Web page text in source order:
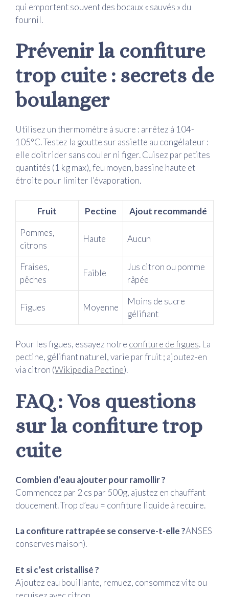
qui emportent souvent des bocaux « sauvés » du
fournil.
Prévenir la confiture
trop cuite : secrets de
boulanger
Utilisez un thermomètre à sucre : arrêtez à 104-
105°C. Testez la goutte sur assiette au congélateur :
elle doit rider sans couler ni figer. Cuisez par petites
quantités (1 kg max), feu moyen, bassine haute et
étroite pour limiter l’évaporation.
Fruit Pectine
Ajout recommandé
Pommes,
citrons
Haute Aucun
Fraises,
pêches
Faible
Jus citron ou pomme
râpée
Figues Moyenne
Moins de sucre
gélifiant
Pour les figues, essayez notre confiture de figues. La
pectine, gélifiant naturel, varie par fruit ; ajoutez-en
via citron (Wikipedia Pectine).
FAQ : Vos questions
sur la confiture trop
cuite
Combien d’eau ajouter pour ramollir ?
Commencez par 2 cs par 500g, ajustez en chauffant
doucement. Trop d’eau = confiture liquide à recuire.
La confiture rattrapée se conserve-t-elle ?ANSES
conserves maison).
Et si c’est cristallisé ?
Ajoutez eau bouillante, remuez, consommez vite ou